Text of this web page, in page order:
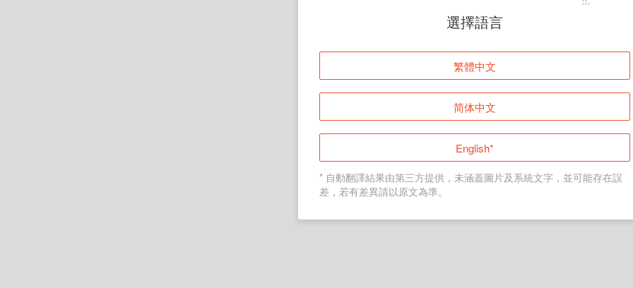
頁面無法顯示
登入
返回首頁
選擇語言
繁體中文
简体中文
English*
* 自動翻譯結果由第三方提供，未涵蓋圖片及系統文字，並可能存在誤
差，若有差異請以原文為準。